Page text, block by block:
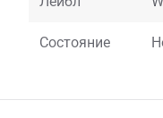
Состояние